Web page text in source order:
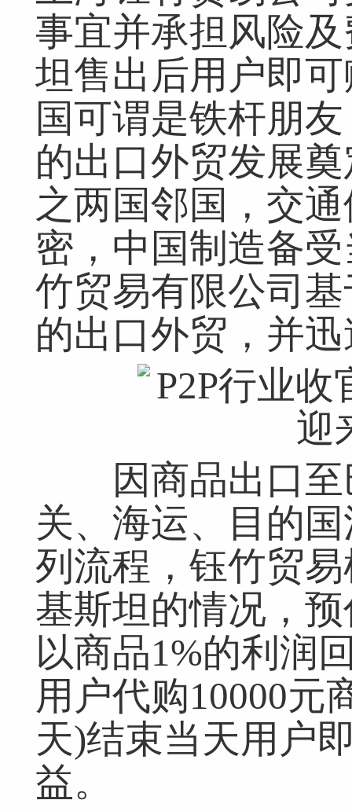
事宜并承担风险
坦售出后用户即
国可谓是铁杆朋
的出口外贸发展
之两国邻国，交
密，中国制造备
竹贸易有限公司
的出口外贸，并
因商品出口至
关、海运、目的
列流程，钰竹贸
基斯坦的情况，
以商品1%的利润
用户代购10000元
天)结束当天用户
益。
网友跟帖 共0条登录名： 密码： 匿名发布 验
网友评论仅供其表达个人看法，并不表明本网同意其观点或证实其描